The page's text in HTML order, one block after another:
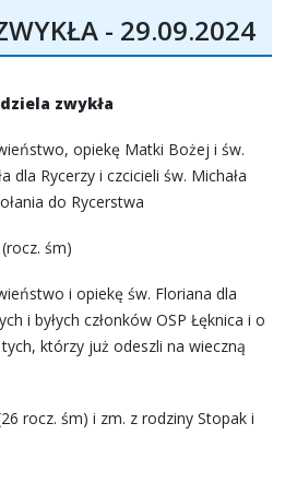
- 29.09.2024
zwykła
opiekę Matki Bożej i św.
dla Rycerzy i czcicieli św. Michała
do Rycerstwa
śm)
i opiekę św. Floriana dla
i byłych członków OSP Łęknica i o
którzy już odeszli na wieczną
rocz. śm) i zm. z rodziny Stopak i